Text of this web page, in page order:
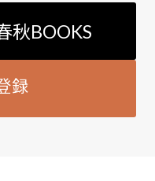
秋BOOKS
録